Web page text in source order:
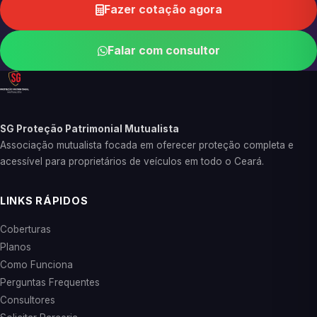
Fazer cotação agora
Falar com consultor
SG Proteção Patrimonial Mutualista
Associação mutualista focada em oferecer proteção completa e
acessível para proprietários de veículos em todo o Ceará.
LINKS RÁPIDOS
Coberturas
Planos
Como Funciona
Perguntas Frequentes
Consultores